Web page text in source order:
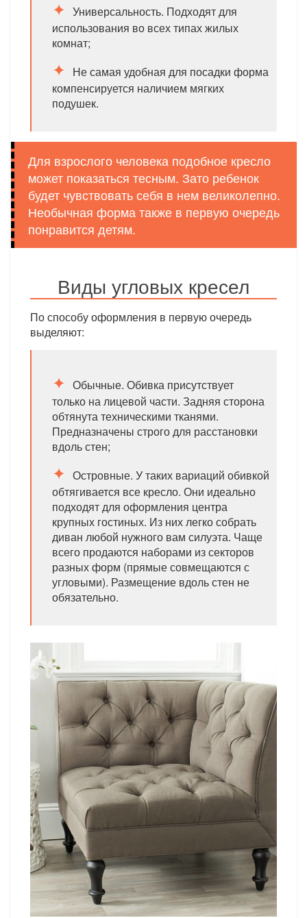
Универсальность. Подходят для
использования во всех типах жилых
комнат;
Не самая удобная для посадки форма
компенсируется наличием мягких
подушек.
Для взрослого человека подобное кресло
может показаться тесным. Зато ребенок
будет чувствовать себя в нем великолепно.
Необычная форма также в первую очередь
понравится детям.
Виды угловых кресел
По способу оформления в первую очередь
выделяют:
Обычные. Обивка присутствует
только на лицевой части. Задняя сторона
обтянута техническими тканями.
Предназначены строго для расстановки
вдоль стен;
Островные. У таких вариаций обивкой
обтягивается все кресло. Они идеально
подходят для оформления центра
крупных гостиных. Из них легко собрать
диван любой нужного вам силуэта. Чаще
всего продаются наборами из секторов
разных форм (прямые совмещаются с
угловыми). Размещение вдоль стен не
обязательно.